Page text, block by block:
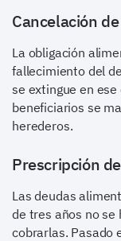
Cancelación
La obligación
fallecimiento del
se extingue en
beneficiarios se
herederos.
Prescripción
Las deudas
de tres años no se
cobrarlas. Pasado